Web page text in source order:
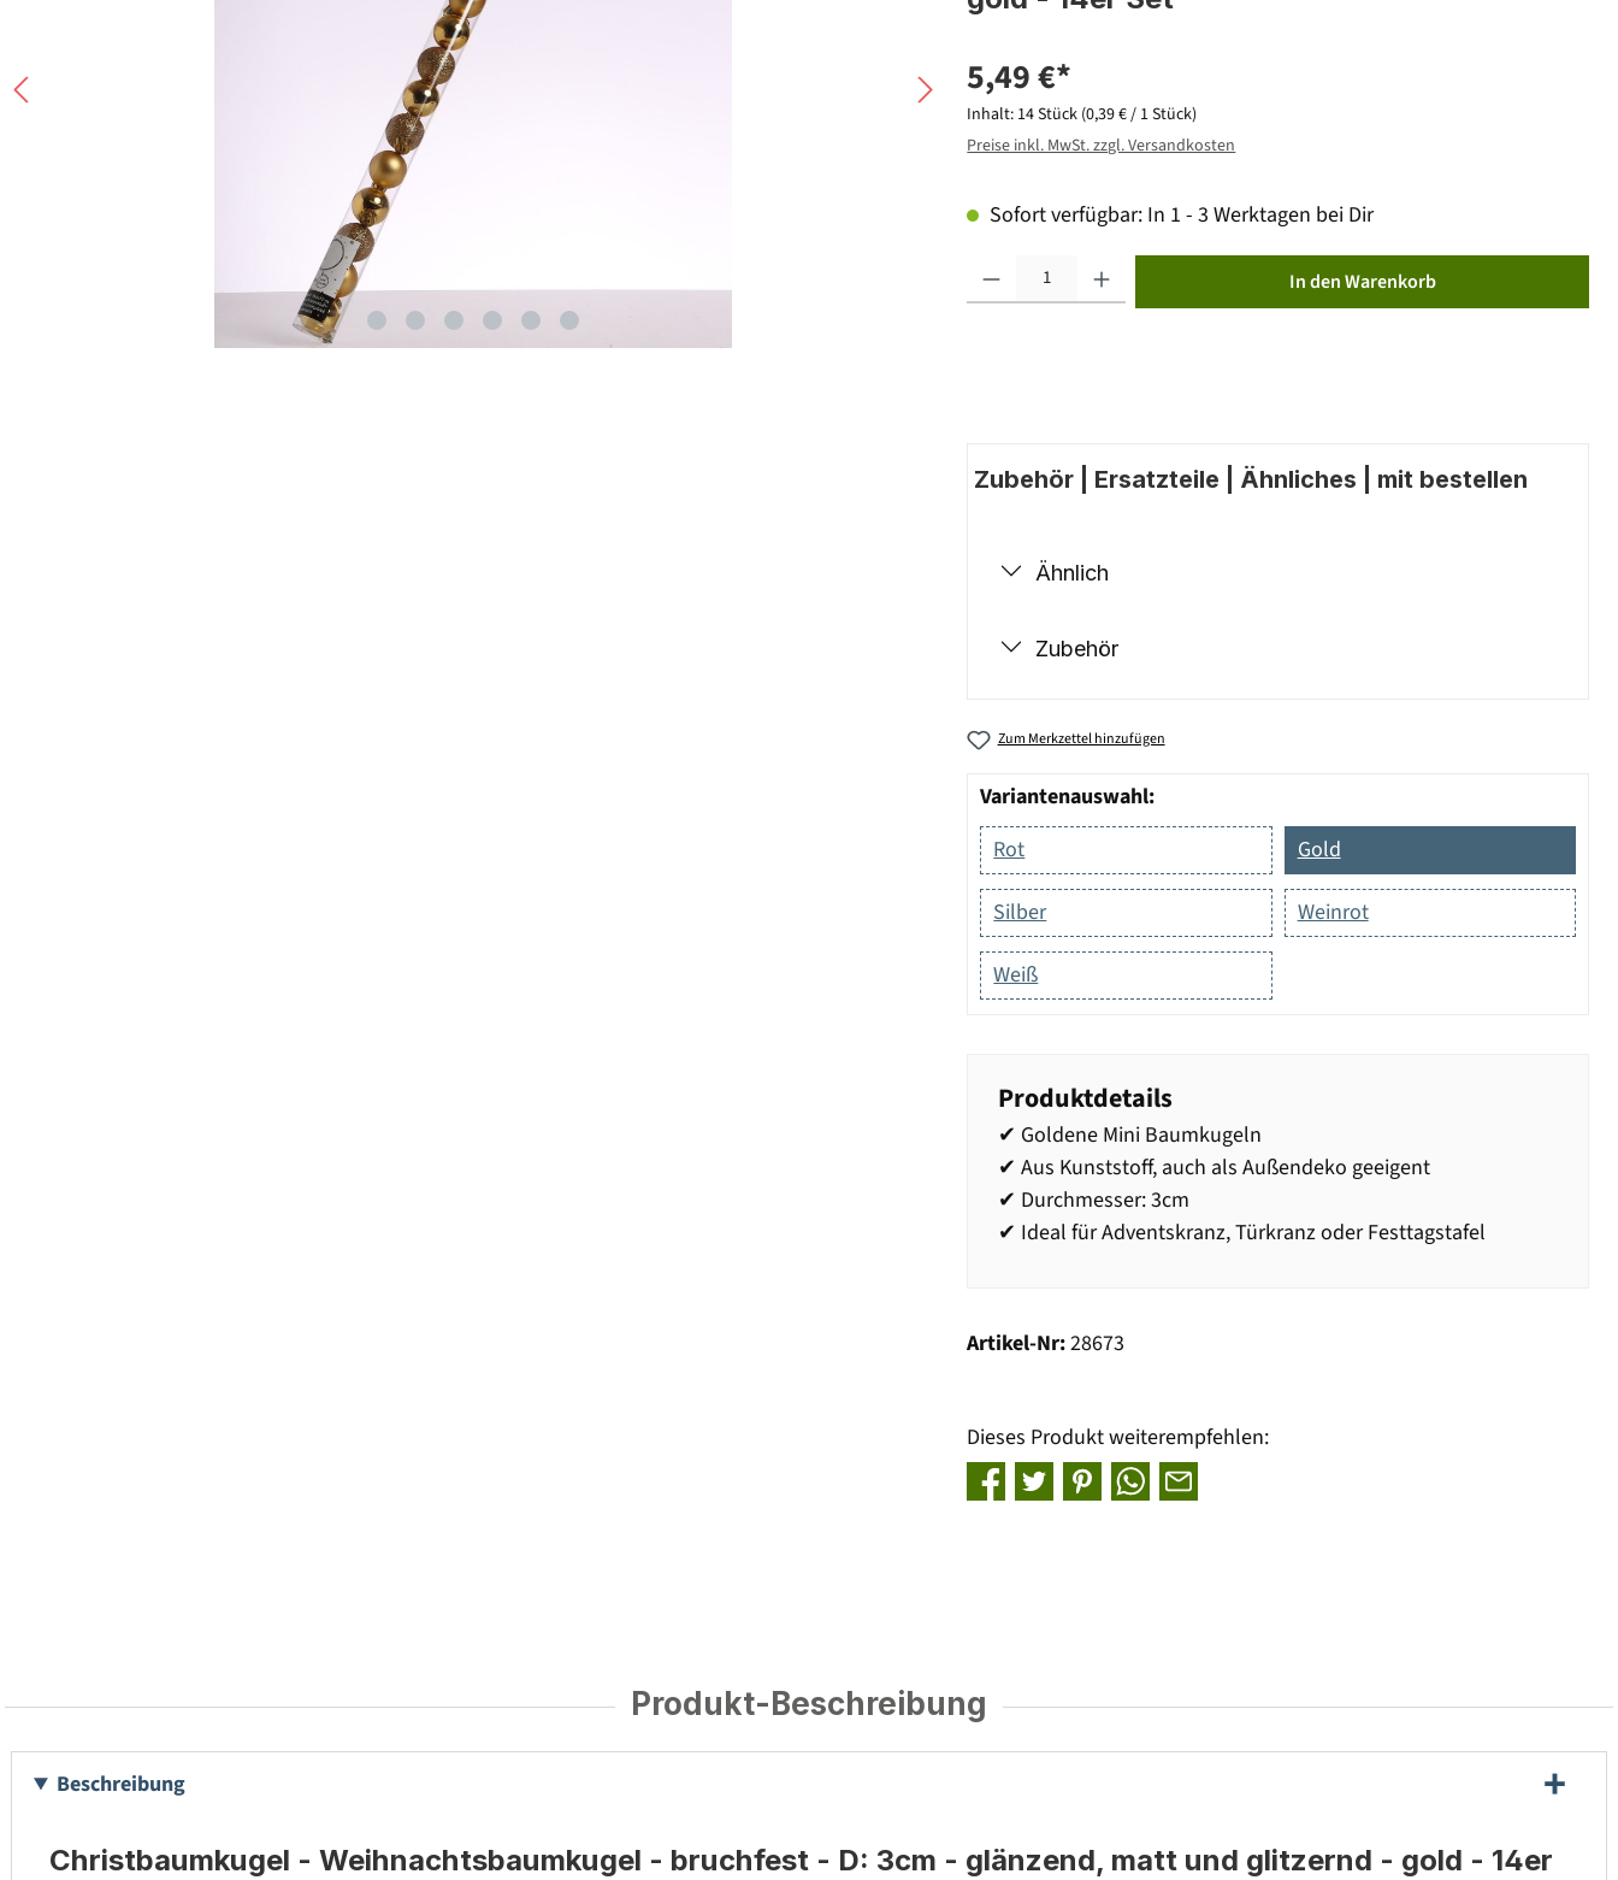
5,49 €*
Inhalt: 14 Stück (0,39 € / 1 Stück)
Preise inkl. MwSt. zzgl. Versandkosten
Sofort verfügbar: In 1 - 3 Werktagen bei Dir
In den Warenkorb
Zubehör | Ersatzteile | Ähnliches | mit bestellen
Ähnlich
Zubehör
Zum Merkzettel hinzufügen
Variantenauswahl:
Rot
Gold
Silber Weinrot
Weiß
Produktdetails
✔ Goldene Mini Baumkugeln
✔ Aus Kunststoff, auch als Außendeko geeigent
✔ Durchmesser: 3cm
✔ Ideal für Adventskranz, Türkranz oder Festtagstafel
Artikel-Nr:28673
Dieses Produkt weiterempfehlen:
Produkt-Beschreibung
Beschreibung
Christbaumkugel - Weihnachtsbaumkugel - bruchfest - D: 3cm - glänzend, matt und glitzernd - gold - 14er